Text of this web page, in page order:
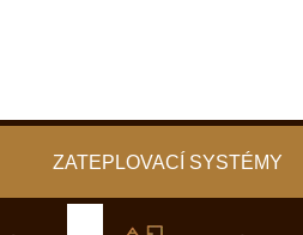
ZATEPLOVACÍ SYSTÉMY